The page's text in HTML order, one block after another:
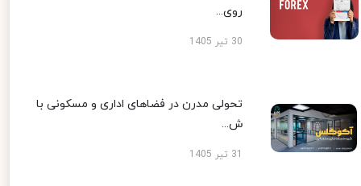
روی...
30 تیر 1405
تحولی مدرن در فضاهای اداری و مسکونی با
ش...